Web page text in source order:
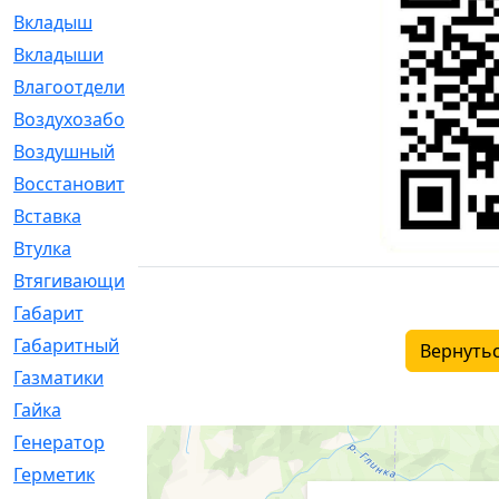
Вкладыш
Вкладыши
Влагоотделитель
Воздухозаборник
Воздушный
Восстановительный
Вставка
Втулка
Втягивающий
Габарит
Габаритный
Газматики
Гайка
Генератор
[148]
Герметик
[15]